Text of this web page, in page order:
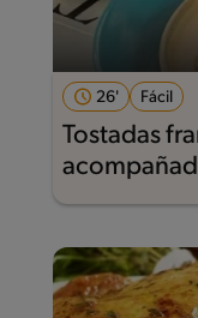
26' Fácil
Tostadas